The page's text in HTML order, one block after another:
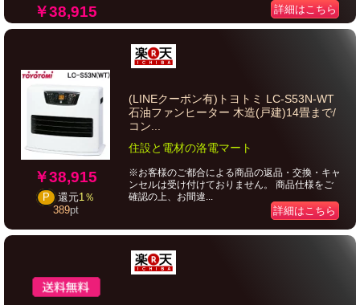
￥38,915 詳細はこちら
￥38,915
P 還元1％
389pt
(LINEクーポン有)トヨトミ LC-S53N-WT
石油ファンヒーター 木造(戸建)14畳まで/
コン...
住設と電材の洛電マート
※お客様のご都合による商品の返品・交換・キャ
ンセルは受け付けておりません。 商品仕様をご
確認の上、お間違...
詳細はこちら